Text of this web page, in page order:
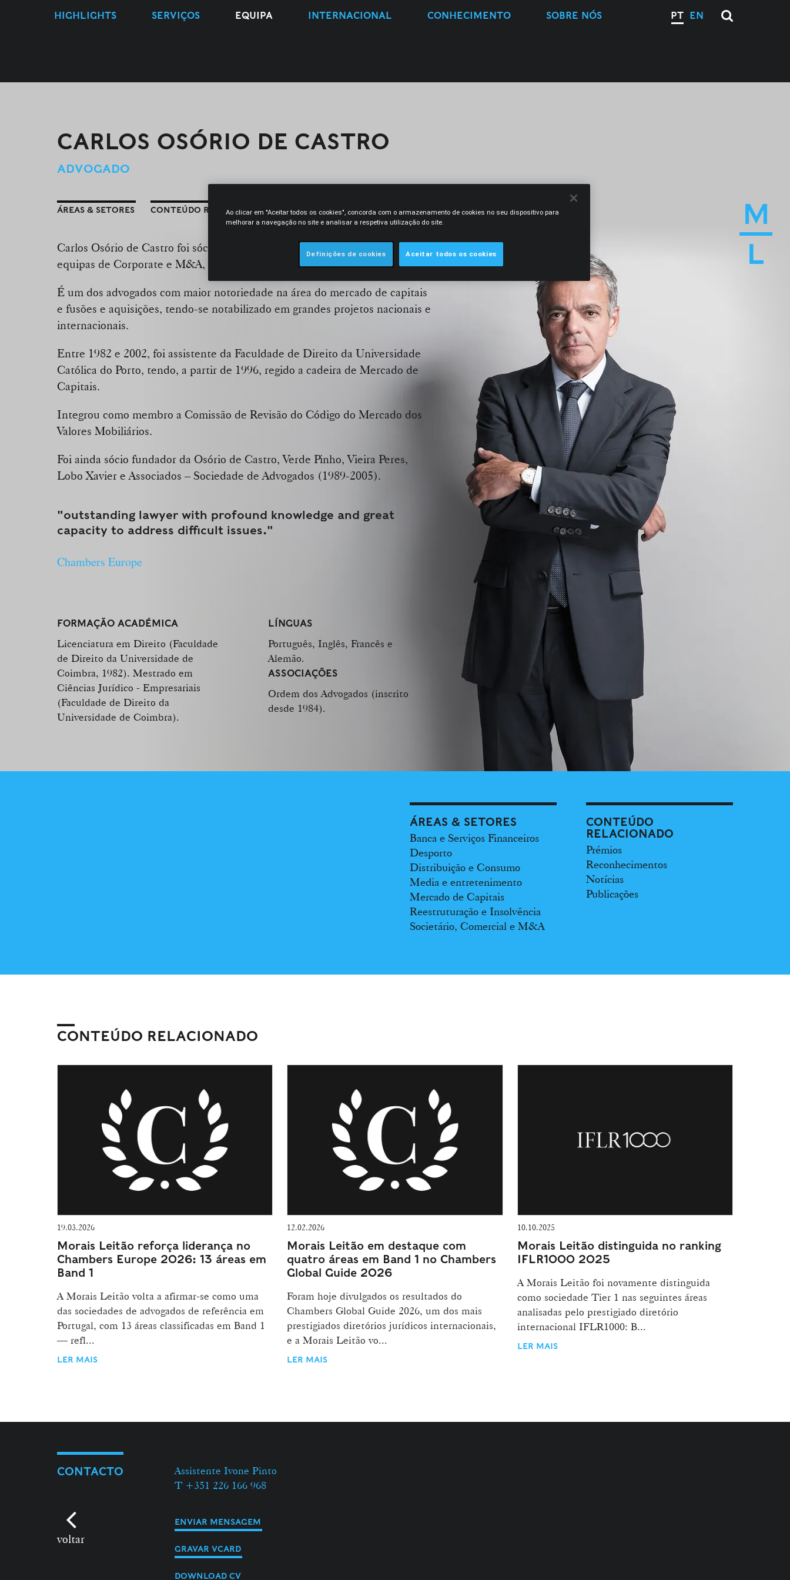
M
L
HIGHLIGHTS SERVIÇOS EQUIPA INTERNACIONAL CONHECIMENTO SOBRE NÓS PT EN
CARLOS OSÓRIO DE CASTRO
ADVOGADO
ÁREAS & SETORES CONTEÚDO RELACIONADO CONTACTO
Carlos Osório de Castro foi sócio entre 2006 e 2025, tendo integrado as
equipas de Corporate e M&A, bem como a equipa de mercado de capitais.
É um dos advogados com maior notoriedade na área do mercado de capitais
e fusões e aquisições, tendo-se notabilizado em grandes projetos nacionais e
internacionais.
Entre 1982 e 2002, foi assistente da Faculdade de Direito da Universidade
Católica do Porto, tendo, a partir de 1996, regido a cadeira de Mercado de
Capitais.
Integrou como membro a Comissão de Revisão do Código do Mercado dos
Valores Mobiliários.
Foi ainda sócio fundador da Osório de Castro, Verde Pinho, Vieira Peres,
Lobo Xavier e Associados – Sociedade de Advogados (1989-2005).
"outstanding lawyer with profound knowledge and great
capacity to address difficult issues."
Chambers Europe
FORMAÇÃO ACADÉMICA
Licenciatura em Direito (Faculdade
de Direito da Universidade de
Coimbra, 1982). Mestrado em
Ciências Jurídico - Empresariais
(Faculdade de Direito da
Universidade de Coimbra).
LÍNGUAS
Português, Inglês, Francês e
Alemão.
ASSOCIAÇÕES
Ordem dos Advogados (inscrito
desde 1984).
ÁREAS & SETORES
Banca e Serviços Financeiros
Desporto
Distribuição e Consumo
Media e entretenimento
Mercado de Capitais
Reestruturação e Insolvência
Societário, Comercial e M&A
CONTEÚDO
RELACIONADO
Prémios
Reconhecimentos
Notícias
Publicações
CONTEÚDO RELACIONADO
19.03.2026
Morais Leitão reforça liderança no
Chambers Europe 2026: 13 áreas em
Band 1
A Morais Leitão volta a afirmar-se como uma
das sociedades de advogados de referência em
Portugal, com 13 áreas classificadas em Band 1
— refl...
LER MAIS
12.02.2026
Morais Leitão em destaque com
quatro áreas em Band 1 no Chambers
Global Guide 2026
Foram hoje divulgados os resultados do
Chambers Global Guide 2026, um dos mais
prestigiados diretórios jurídicos internacionais,
e a Morais Leitão vo...
LER MAIS
10.10.2025
Morais Leitão distinguida no ranking
IFLR1000 2025
A Morais Leitão foi novamente distinguida
como sociedade Tier 1 nas seguintes áreas
analisadas pelo prestigiado diretório
internacional IFLR1000: B...
LER MAIS
CONTACTO
voltar
Assistente Ivone Pinto
T +351 226 166 968
ENVIAR MENSAGEM
GRAVAR VCARD
DOWNLOAD CV
Ao clicar em "Aceitar todos os cookies", concorda com o armazenamento de cookies no seu dispositivo para
melhorar a navegação no site e analisar a respetiva utilização do site.
Definições de cookies Aceitar todos os cookies